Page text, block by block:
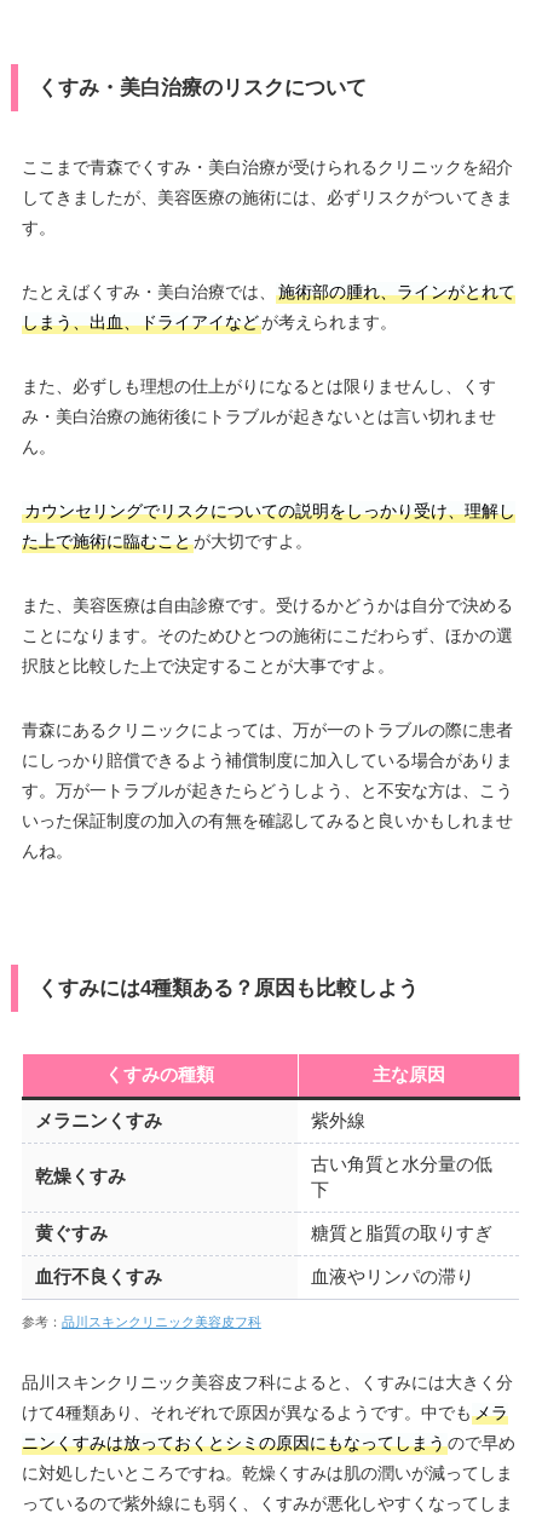
くすみ・美白治療のリスクについて
ここまで青森でくすみ・美白治療が受けられるクリニックを紹介
してきましたが、美容医療の施術には、必ずリスクがついてきま
す。
たとえばくすみ・美白治療では、
施術部の腫れ、ラインがとれて
しまう、出血、ドライアイなどが考えられます。
また、必ずしも理想の仕上がりになるとは限りませんし、くす
み・美白治療の施術後にトラブルが起きないとは言い切れませ
ん。
カウンセリングでリスクについての説明をしっかり受け、理解し
た上で施術に臨むことが大切ですよ。
また、美容医療は自由診療です。受けるかどうかは自分で決める
ことになります。そのためひとつの施術にこだわらず、ほかの選
択肢と比較した上で決定することが大事ですよ。
青森にあるクリニックによっては、万が一のトラブルの際に患者
にしっかり賠償できるよう補償制度に加入している場合がありま
す。万が一トラブルが起きたらどうしよう、と不安な方は、こう
いった保証制度の加入の有無を確認してみると良いかもしれませ
んね。
くすみには4種類ある？原因も比較しよう
くすみの種類 主な原因
メラニンくすみ 紫外線
乾燥くすみ
古い角質と水分量の低
下
黄ぐすみ 糖質と脂質の取りすぎ
血行不良くすみ 血液やリンパの滞り
参考： 品川スキンクリニック美容皮フ科
品川スキンクリニック美容皮フ科によると、くすみには大きく分
けて4種類あり、それぞれで原因が異なるようです。中でも メラ
ニンくすみは放っておくとシミの原因にもなってしまうので早め
に対処したいところですね。乾燥くすみは肌の潤いが減ってしま
っているので紫外線にも弱く、くすみが悪化しやすくなってしま